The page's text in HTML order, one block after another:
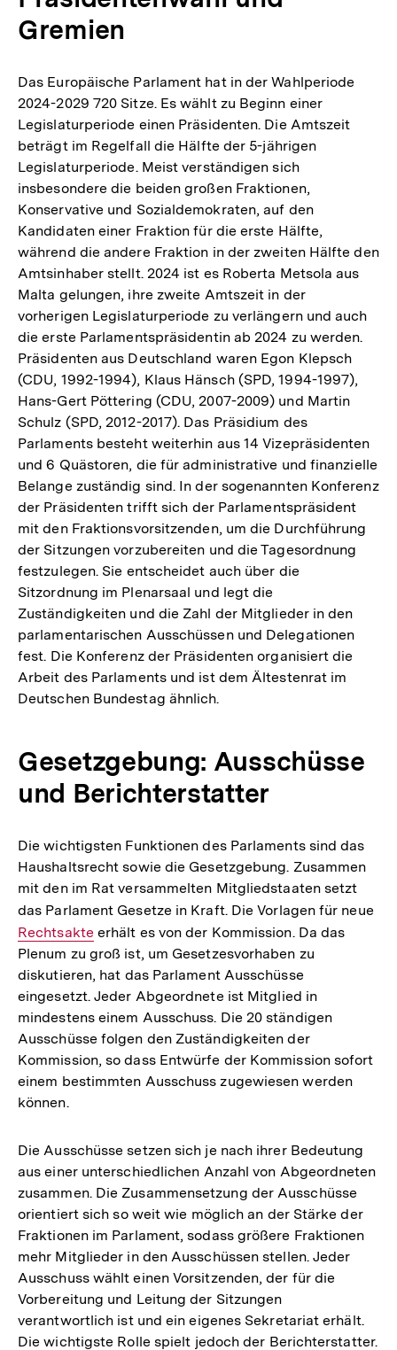
Gremien
Das Europäische Parlament hat in der Wahlperiode
2024-2029 720 Sitze. Es wählt zu Beginn einer
Legislaturperiode einen Präsidenten. Die Amtszeit
beträgt im Regelfall die Hälfte der 5-jährigen
Legislaturperiode. Meist verständigen sich
insbesondere die beiden großen Fraktionen,
Konservative und Sozialdemokraten, auf den
Kandidaten einer Fraktion für die erste Hälfte,
während die andere Fraktion in der zweiten Hälfte den
Amtsinhaber stellt. 2024 ist es Roberta Metsola aus
Malta gelungen, ihre zweite Amtszeit in der
vorherigen Legislaturperiode zu verlängern und auch
die erste Parlamentspräsidentin ab 2024 zu werden.
Präsidenten aus Deutschland waren Egon Klepsch
(CDU, 1992-1994), Klaus Hänsch (SPD, 1994-1997),
Hans-Gert Pöttering (CDU, 2007-2009) und Martin
Schulz (SPD, 2012-2017). Das Präsidium des
Parlaments besteht weiterhin aus 14 Vizepräsidenten
und 6 Quästoren, die für administrative und finanzielle
Belange zuständig sind. In der sogenannten Konferenz
der Präsidenten trifft sich der Parlamentspräsident
mit den Fraktionsvorsitzenden, um die Durchführung
der Sitzungen vorzubereiten und die Tagesordnung
festzulegen. Sie entscheidet auch über die
Sitzordnung im Plenarsaal und legt die
Zuständigkeiten und die Zahl der Mitglieder in den
parlamentarischen Ausschüssen und Delegationen
fest. Die Konferenz der Präsidenten organisiert die
Arbeit des Parlaments und ist dem Ältestenrat im
Deutschen Bundestag ähnlich.
Gesetzgebung: Ausschüsse
und Berichterstatter
Die wichtigsten Funktionen des Parlaments sind das
Haushaltsrecht sowie die Gesetzgebung. Zusammen
mit den im Rat versammelten Mitgliedstaaten setzt
das Parlament Gesetze in Kraft. Die Vorlagen für neue
Rechtsakte erhält es von der Kommission. Da das
Plenum zu groß ist, um Gesetzesvorhaben zu
diskutieren, hat das Parlament Ausschüsse
eingesetzt. Jeder Abgeordnete ist Mitglied in
mindestens einem Ausschuss. Die 20 ständigen
Ausschüsse folgen den Zuständigkeiten der
Kommission, so dass Entwürfe der Kommission sofort
einem bestimmten Ausschuss zugewiesen werden
können.
Die Ausschüsse setzen sich je nach ihrer Bedeutung
aus einer unterschiedlichen Anzahl von Abgeordneten
zusammen. Die Zusammensetzung der Ausschüsse
orientiert sich so weit wie möglich an der Stärke der
Fraktionen im Parlament, sodass größere Fraktionen
mehr Mitglieder in den Ausschüssen stellen. Jeder
Ausschuss wählt einen Vorsitzenden, der für die
Vorbereitung und Leitung der Sitzungen
verantwortlich ist und ein eigenes Sekretariat erhält.
Die wichtigste Rolle spielt jedoch der Berichterstatter.